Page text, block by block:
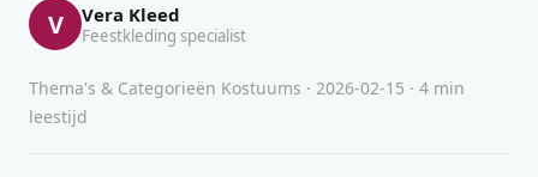
V Vera Kleed
Feestkleding specialist
Thema's & Categorieën Kostuums · 2026-02-15 · 4 min
leestijd